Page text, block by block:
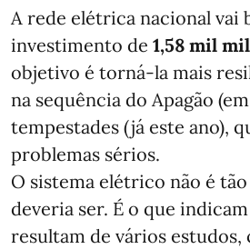
A rede elétrica nacional vai
investimento de 1,58 mil
objetivo é torná-la mais
na sequência do Apagão
tempestades (já este ano),
problemas sérios.
O sistema elétrico não é
deveria ser. É o que
resultam de vários estudos,